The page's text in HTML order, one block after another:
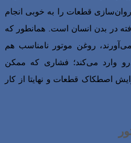
قطعات را به خوبی انجام
در بدن انسان است. همانطور که
روغن موتور نامناسب هم
وارد می‌کند؛ فشاری که ممکن
اصطکاک قطعات و نهایتا از کار